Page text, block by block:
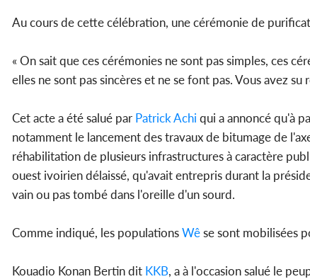
Au cours de cette célébration, une cérémonie de
« On sait que ces cérémonies ne sont pas simples, ces
elles ne sont pas sincères et ne se font pas. Vous avez
Cet acte a été salué par Patrick Achi qui a annoncé qu'à
notamment le lancement des travaux de bitumage de
réhabilitation de plusieurs infrastructures à caractère
ouest ivoirien délaissé, qu'avait entrepris durant la
vain ou pas tombé dans l'oreille d'un sourd.
Comme indiqué, les populationsWêse sont mobilisées
Kouadio Konan Bertin dit KKB, a à l'occasion salué le